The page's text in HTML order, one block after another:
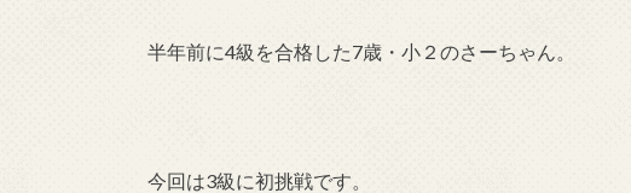
半年前に4級を合格した7歳・小２のさーちゃん。
今回は3級に初挑戦です。